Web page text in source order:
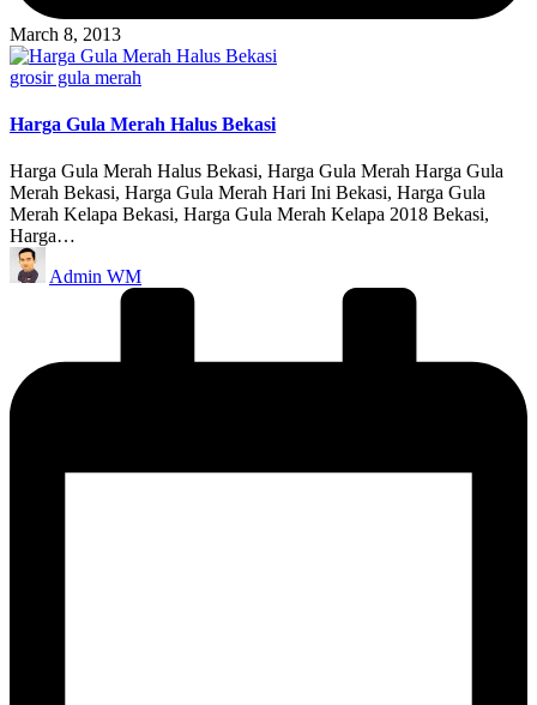
March 8, 2013
Posted
grosir gula merah
Harga Gula Merah Halus Bekasi
Harga Gula Merah Halus Bekasi, Harga Gula Merah Harga Gula
Merah Bekasi, Harga Gula Merah Hari Ini Bekasi, Harga Gula
Merah Kelapa Bekasi, Harga Gula Merah Kelapa 2018 Bekasi,
Harga…
Posted
by
Admin WM